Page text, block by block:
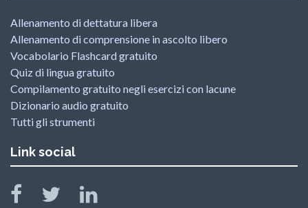
Allenamento di dettatura libera
Allenamento di comprensione in ascolto libero
Vocabolario Flashcard gratuito
Quiz di lingua gratuito
Compilamento gratuito negli esercizi con lacune
Dizionario audio gratuito
Tutti gli strumenti
Link social